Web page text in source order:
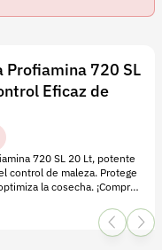
Profiamina 720 SL
Eficaz de
720 SL 20 Lt, potente
control de maleza. Protege
la cosecha. ¡Compra
resultados!